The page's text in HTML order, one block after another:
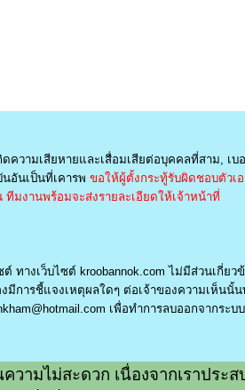
วามเสียหายและเสื่อมเสียต่อบุคคลที่สาม, เบ
อันเป็นที่เคารพ ขอให้ผู้ตั้งกระทู้รับผิดชอบตัวเอ
มงานพร้อมจะส่งรายละเอียดให้เจ้าหน้าที่
ทางเว็บไซต์ kroobannok.com ไม่มีส่วนเกี่ยว
การชี้แจงเหตุผลใดๆ ต่อเจ้าของความเห็นนั้
เพื่อทำการลบออกจากระบ
วามไม่สะดวก เนื่องจากเราประ